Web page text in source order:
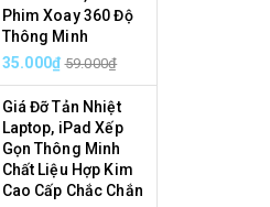
Phim Xoay 360 Độ
Thông Minh
35.000₫ 59.000₫
Giá Đỡ Tản Nhiệt
Laptop, iPad Xếp
Gọn Thông Minh
Chất Liệu Hợp Kim
Cao Cấp Chắc Chắn